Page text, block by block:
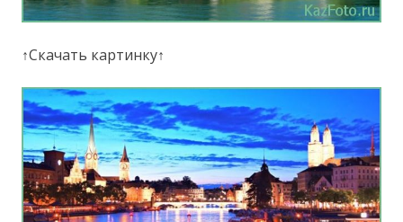
↑Скачать картинку↑